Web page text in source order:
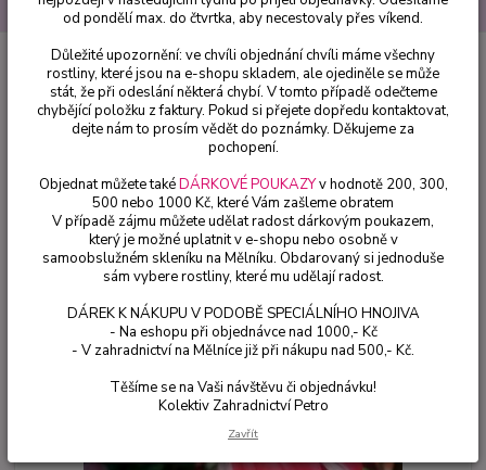
Fuchsie
Wattenpost. Fuchsie (Šl. Hartwig Schütt,D,2002) - cena za
kus v 3-kusovém balení
Wattenpost. Fuchsie (Šl. Hartwig
Schütt,D,2002) - cena za kus v 3-
kusovém balení
od pondělí max. do čtvrtka, aby necestovaly přes víkend.
Důležité upozornění: ve chvíli objednání chvíli máme všechny
rostliny, které jsou na e-shopu skladem, ale ojediněle se může
stát, že při odeslání některá chybí. V tomto případě odečteme
chybějící položku z faktury. Pokud si přejete dopředu kontaktovat,
dejte nám to prosím vědět do poznámky. Děkujeme za
pochopení.
Objednat můžete takéDÁRKOVÉ POUKAZYv hodnotě 200, 300,
500 nebo 1000 Kč, které Vám zašleme obratem
V případě zájmu můžete udělat radost dárkovým poukazem,
který je možné uplatnit v e-shopu nebo osobně v
samoobslužném skleníku na Mělníku. Obdarovaný si jednoduše
sám vybere rostliny, které mu udělají radost.
DÁREK K NÁKUPU V PODOBĚ SPECIÁLNÍHO HNOJIVA
- Na eshopu při objednávce nad 1000,- Kč
- V zahradnictví na Mělníce již při nákupu nad 500,- Kč.
Těšíme se na Vaši návštěvu či objednávku!
Kolektiv Zahradnictví Petro
Zavřít